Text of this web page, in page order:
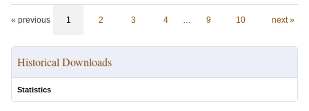
« previous 1 2 3 4 … 9 10 next »
Historical Downloads
Statistics